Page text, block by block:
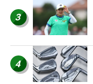
3
4